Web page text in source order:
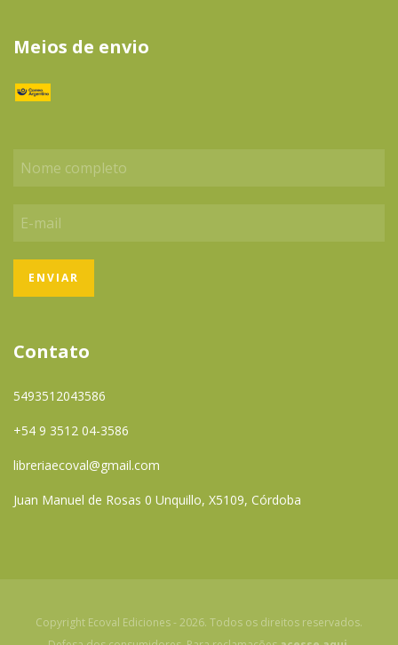
Meios de envio
Contato
5493512043586
+54 9 3512 04-3586
libreriaecoval@gmail.com
Juan Manuel de Rosas 0 Unquillo, X5109, Córdoba
Copyright Ecoval Ediciones - 2026. Todos os direitos reservados.